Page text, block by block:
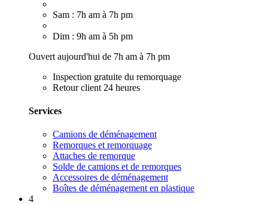
Sam : 7h am à 7h pm
Dim : 9h am à 5h pm
Ouvert aujourd'hui de 7h am à 7h pm
Inspection gratuite du remorquage
Retour client 24 heures
Services
Camions de déménagement
Remorques et remorquage
Attaches de remorque
Solde de camions et de remorques
Accessoires de déménagement
Boîtes de déménagement en plastique
4